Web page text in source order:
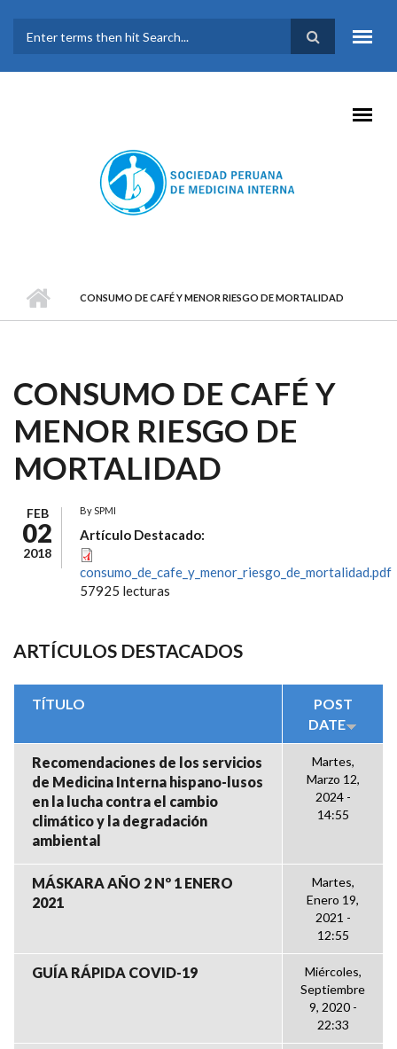
FORMULARIO DE
BÚSQUEDA
CONSUMO DE CAFÉ Y MENOR RIESGO DE MORTALIDAD
CONSUMO DE CAFÉ Y
MENOR RIESGO DE
MORTALIDAD
FEB
02
2018
BySPMI
Artículo Destacado:
consumo_de_cafe_y_menor_riesgo_de_mortalidad.pdf
57925 lecturas
ARTÍCULOS DESTACADOS
TÍTULO
POST
DATE
Recomendaciones de los servicios
de Medicina Interna hispano-lusos
en la lucha contra el cambio
climático y la degradación
ambiental
Martes,
Marzo 12,
2024 -
14:55
MÁSKARA AÑO 2 Nº 1 ENERO
2021
Martes,
Enero 19,
2021 -
12:55
GUÍA RÁPIDA COVID-19
Miércoles,
Septiembre
9, 2020 -
22:33